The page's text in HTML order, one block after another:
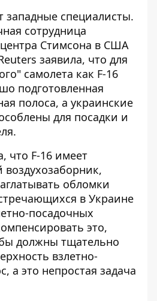
западные специалисты.
сотрудница
Стимсона в США
заявила, что для
самолета как F-16
подготовленная
полоса, а украинские
для посадки и
что F-16 имеет
обломки
в Украине
посадочных
это,
должны тщательно
взлетно-
а это непростая задача